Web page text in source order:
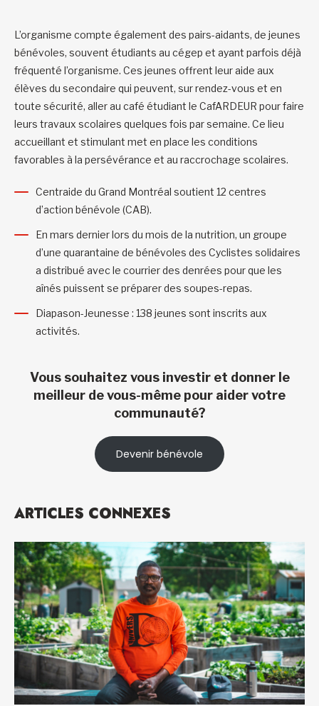
L’organisme compte également des pairs-aidants, de jeunes
bénévoles, souvent étudiants au cégep et ayant parfois déjà
fréquenté l’organisme. Ces jeunes offrent leur aide aux
élèves du secondaire qui peuvent, sur rendez-vous et en
toute sécurité, aller au café étudiant le CafARDEUR pour faire
leurs travaux scolaires quelques fois par semaine. Ce lieu
accueillant et stimulant met en place les conditions
favorables à la persévérance et au raccrochage scolaires.
Centraide du Grand Montréal soutient 12 centres
d’action bénévole (CAB).
En mars dernier lors du mois de la nutrition, un groupe
d’une quarantaine de bénévoles des Cyclistes solidaires
a distribué avec le courrier des denrées pour que les
aînés puissent se préparer des soupes-repas.
Diapason-Jeunesse : 138 jeunes sont inscrits aux
activités.
Vous souhaitez vous investir et donner le
meilleur de vous-même pour aider votre
communauté?
Devenir bénévole
ARTICLES CONNEXES